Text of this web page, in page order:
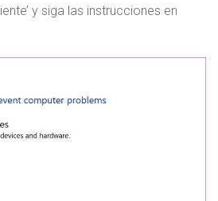
y siga las instrucciones en